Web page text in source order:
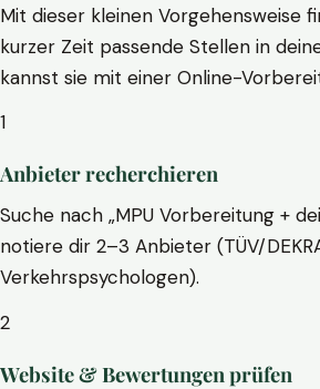
Mit dieser kleinen Vorgehensweise
kurzer Zeit passende Stellen in
kannst sie mit einer Online-
1
Anbieter recherchieren
Suche nach „MPU Vorbereitung +
notiere dir 2–3 Anbieter (TÜV/
Verkehrspsychologen).
2
Website & Bewertungen prüfen